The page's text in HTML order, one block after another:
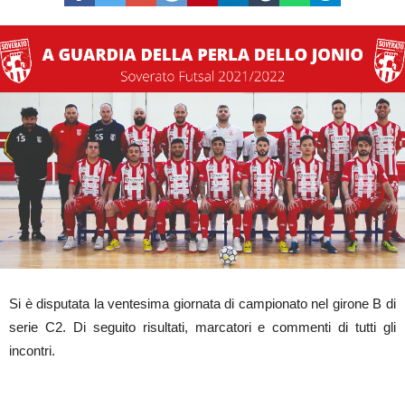
Si è disputata la ventesima giornata di campionato nel girone B di
serie C2. Di seguito risultati, marcatori e commenti di tutti gli
incontri.